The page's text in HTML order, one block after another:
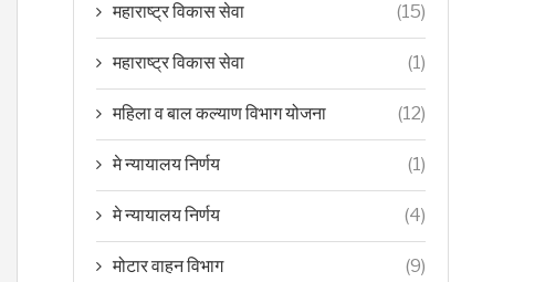
महाराष्ट्र विकास सेवा (15)
महाराष्ट्र विकास सेवा (1)
महिला व बाल कल्याण विभाग योजना (12)
मे न्यायालय निर्णय (1)
मे न्यायालय निर्णय (4)
मोटार वाहन विभाग (9)